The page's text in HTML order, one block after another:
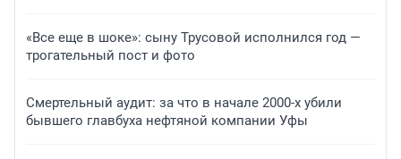
«Все еще в шоке»: сыну Трусовой исполнился год —
трогательный пост и фото
Смертельный аудит: за что в начале 2000-х убили
бывшего главбуха нефтяной компании Уфы